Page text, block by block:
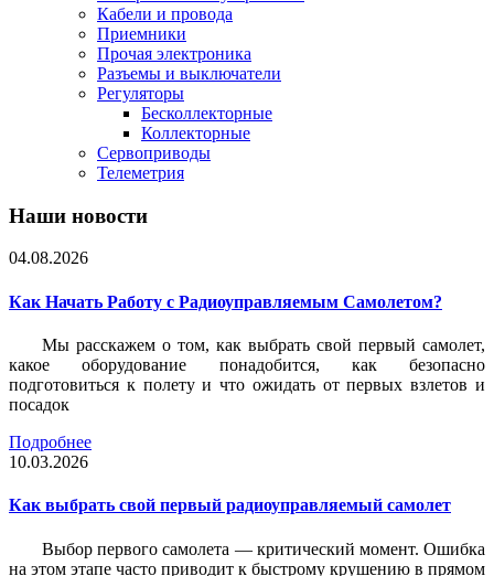
Кабели и провода
Приемники
Прочая электроника
Разъемы и выключатели
Регуляторы
Бесколлекторные
Коллекторные
Сервоприводы
Телеметрия
Наши новости
04.08.2026
Как Начать Работу с Радиоуправляемым Самолетом?
Мы расскажем о том, как выбрать свой первый самолет,
какое оборудование понадобится, как безопасно
подготовиться к полету и что ожидать от первых взлетов и
посадок
Подробнее
10.03.2026
Как выбрать свой первый радиоуправляемый самолет
Выбор первого самолета — критический момент. Ошибка
на этом этапе часто приводит к быстрому крушению в прямом